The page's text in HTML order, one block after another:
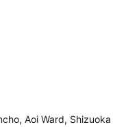
Aoi Ward, Shizuoka